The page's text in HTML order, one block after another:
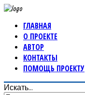
ГЛАВНАЯ
О ПРОЕКТЕ
АВТОР
КОНТАКТЫ
ПОМОЩЬ ПРОЕКТУ
Искать...